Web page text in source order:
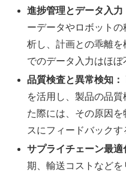
進捗管理とデータ入力
ーデータやロボット
析し、計画との乖離
でのデータ入力はほぼ
品質検査と異常検知：
を活用し、製品の品
た際には、その原因
スにフィードバックす
サプライチェーン最適
期、輸送コストなど